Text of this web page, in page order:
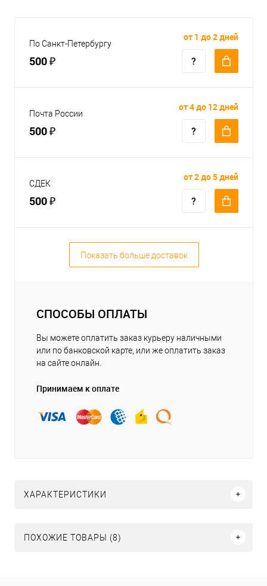
По Санкт-Петербургу
500 ₽
от 1 до 2 дней
Почта России
500 ₽
от 4 до 12 дней
СДЕК
500 ₽
от 2 до 5 дней
Показать больше доставок
СПОСОБЫ ОПЛАТЫ
Вы можете оплатить заказ курьеру наличными
или по банковской карте, или же оплатить заказ
на сайте онлайн.
Принимаем к оплате
ХАРАКТЕРИСТИКИ
ПОХОЖИЕ ТОВАРЫ (8)